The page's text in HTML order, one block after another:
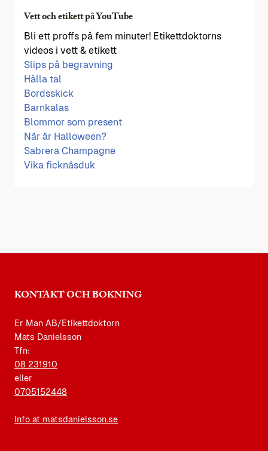
Vett och etikett på YouTube
Bli ett proffs på fem minuter! Etikettdoktorns
videos i vett & etikett
Slips på begravning
Hålla tal
Bordsskick
Barnkalas
Blommor som present
När är Halloween?
Sabrera Champagne
Vika ficknäsduk
KONTAKT OCH BOKNING
Er Man AB/Etikettdoktorn
Mats Danielsson
Tfn:
08 231910
eller
0705152448
Info at matsdanielsson.se